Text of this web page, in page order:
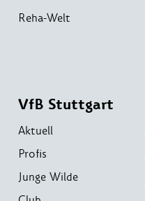
Reha-Welt
VfB Stuttgart
Aktuell
Profis
Junge Wilde